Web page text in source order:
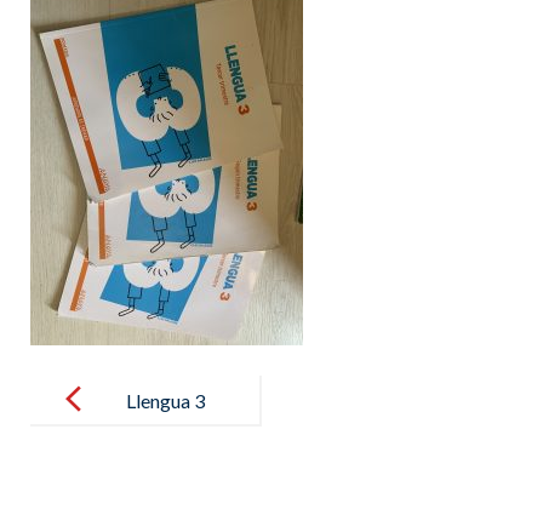
navigation
Llengua 3